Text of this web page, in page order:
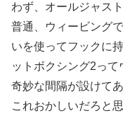
わず、オールジャス
普通、ウィービング
いを使ってフックに
ットボクシング2っ
奇妙な間隔が設けて
これおかしいだろと